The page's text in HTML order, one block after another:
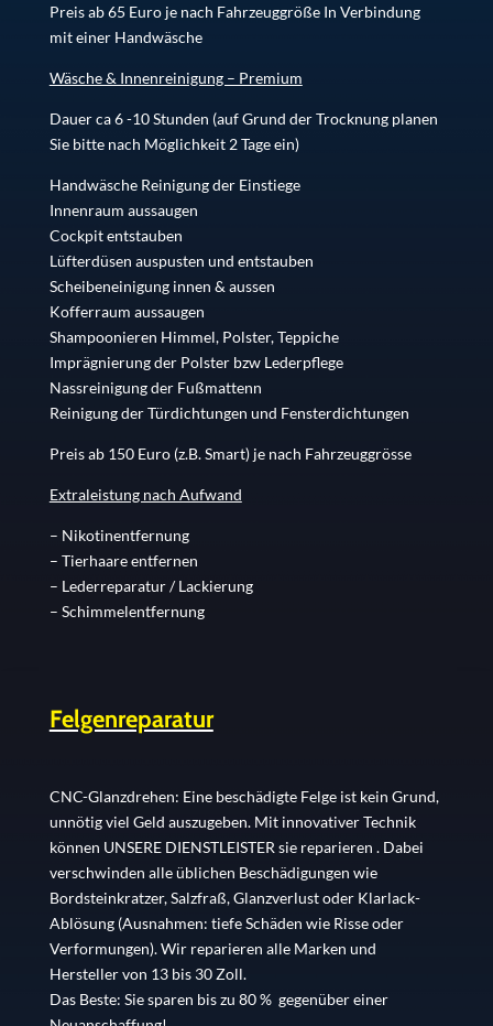
Preis ab 65 Euro je nach Fahrzeuggröße In Verbindung
mit einer Handwäsche
Wäsche & Innenreinigung – Premium
Dauer ca 6 -10 Stunden (auf Grund der Trocknung planen
Sie bitte nach Möglichkeit 2 Tage ein)
Handwäsche Reinigung der Einstiege
Innenraum aussaugen
Cockpit entstauben
Lüfterdüsen auspusten und entstauben
Scheibeneinigung innen & aussen
Kofferraum aussaugen
Shampoonieren Himmel, Polster, Teppiche
Imprägnierung der Polster bzw Lederpflege
Nassreinigung der Fußmattenn
Reinigung der Türdichtungen und Fensterdichtungen
Preis ab 150 Euro (z.B. Smart) je nach Fahrzeuggrösse
Extraleistung nach Aufwand
– Nikotinentfernung
– Tierhaare entfernen
– Lederreparatur / Lackierung
– Schimmelentfernung
Felgenreparatur
CNC-Glanzdrehen: Eine beschädigte Felge ist kein Grund,
unnötig viel Geld auszugeben. Mit innovativer Technik
können UNSERE DIENSTLEISTER sie reparieren . Dabei
verschwinden alle üblichen Beschädigungen wie
Bordsteinkratzer, Salzfraß, Glanzverlust oder Klarlack-
Ablösung (Ausnahmen: tiefe Schäden wie Risse oder
Verformungen). Wir reparieren alle Marken und
Hersteller von 13 bis 30 Zoll.
Das Beste: Sie sparen bis zu 80 % gegenüber einer